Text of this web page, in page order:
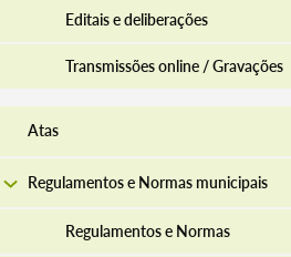
Editais e deliberações
Transmissões online / Gravações
Atas
Regulamentos e Normas municipais
Regulamentos e Normas